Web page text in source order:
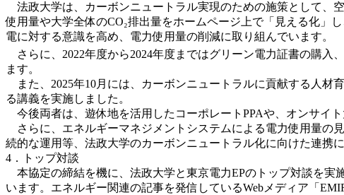
法政大学は、カーボンニュートラル実現のための施策として、
使用量や大学全体のCO₂排出量をホームページ上で「見える化」
電に対する意識を高め、電力使用量の削減に取り組んでいます。
さらに、2022年度から2024年度まではグリーン電力証書の購入
ます。
また、2025年10月には、カーボンニュートラルに貢献する人材
る講義を実施しました。
今後両者は、遊休地を活用したコーポレートPPAや、オンサイ
さらに、エネルギーマネジメントシステムによる電力使用量の
続的な運用等、法政大学のカーボンニュートラル化に向けた連携に
4．トップ対談
本協定の締結を機に、法政大学と東京電力EPのトップ対談を実
います。エネルギー関連の記事を発信しているWebメディア「